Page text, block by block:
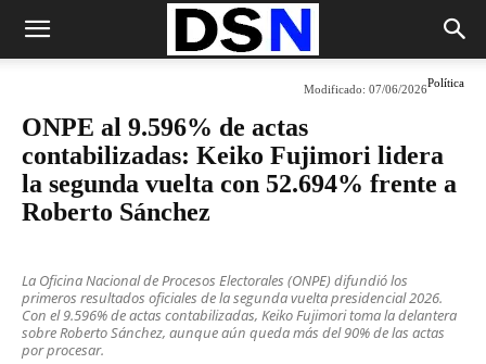
Política
Modificado: 07/06/2026
ONPE al 9.596% de actas
contabilizadas: Keiko Fujimori lidera
la segunda vuelta con 52.694% frente a
Roberto Sánchez
La Oficina Nacional de Procesos Electorales (ONPE) difundió los
primeros resultados oficiales de la segunda vuelta presidencial 2026.
Con el 9.596% de actas contabilizadas, Keiko Fujimori toma la delantera
sobre Roberto Sánchez, aunque aún queda más del 90% de las actas
por procesar.